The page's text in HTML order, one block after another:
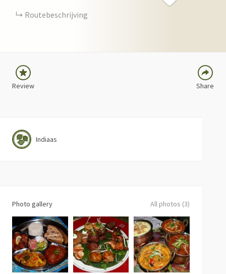
Routebeschrijving
Review Share
Indiaas
Photo gallery All photos (3)